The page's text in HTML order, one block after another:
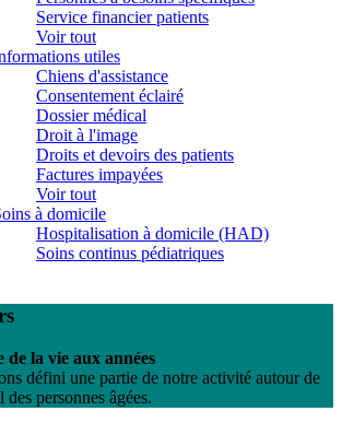
Service financier patients
Voir tout
utiles
Chiens d'assistance
Consentement éclairé
Dossier médical
Droit à l'image
Droits et devoirs des patients
Factures impayées
Voir tout
à domicile
Hospitalisation à domicile (HAD)
Soins continus pédiatriques
de la vie aux années
défini une partie de notre activité autour de
des personnes âgées.